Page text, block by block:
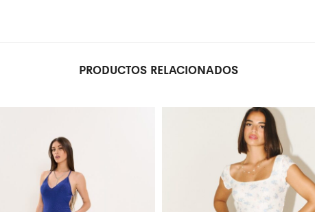
PRODUCTOS RELACIONADOS